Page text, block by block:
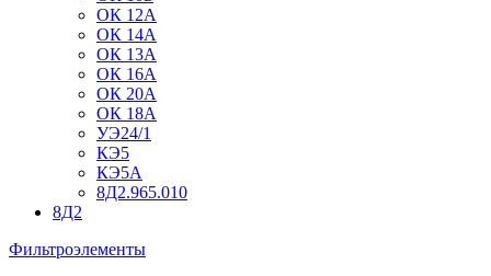
ОК 12А
ОК 14А
ОК 13А
ОК 16А
ОК 20А
ОК 18А
УЭ24/1
КЭ5
КЭ5А
8Д2.965.010
8Д2
Фильтроэлементы